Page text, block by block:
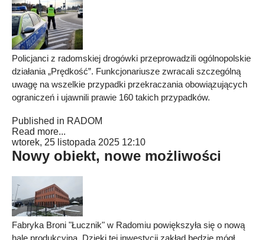
Policjanci z radomskiej drogówki przeprowadzili ogólnopolskie
działania „Prędkość”. Funkcjonariusze zwracali szczególną
uwagę na wszelkie przypadki przekraczania obowiązujących
ograniczeń i ujawnili prawie 160 takich przypadków.
Published in RADOM
Read more...
wtorek, 25 listopada 2025 12:10
Nowy obiekt, nowe możliwości
Fabryka Broni "Łucznik" w Radomiu powiększyła się o nową
halę produkcyjną. Dzięki tej inwestycji zakład będzie mógł